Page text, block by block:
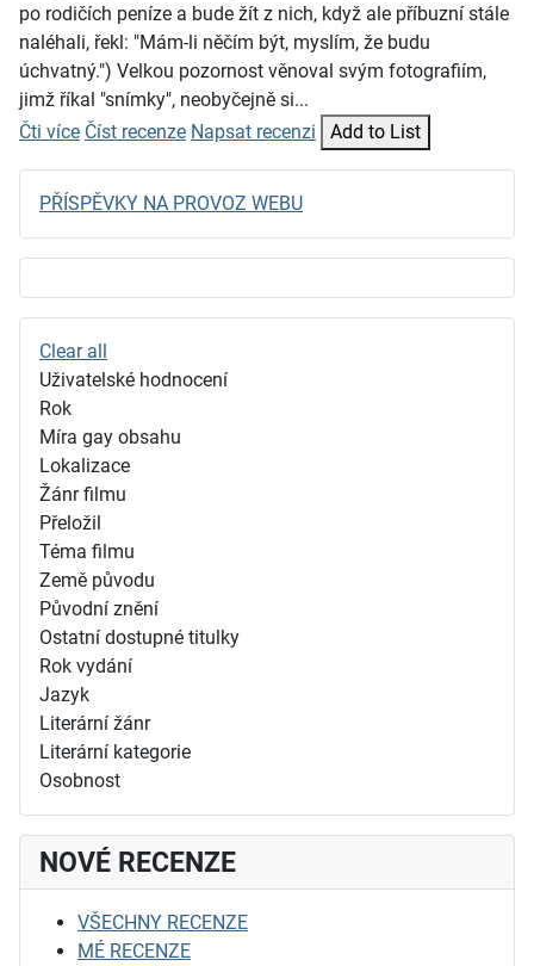
po rodičích peníze a bude žít z nich, když ale příbuzní stále
naléhali, řekl: "Mám-li něčím být, myslím, že budu
úchvatný.") Velkou pozornost věnoval svým fotografiím,
jimž říkal "snímky", neobyčejně si...
Čti více Číst recenze Napsat recenzi Add to List
PŘÍSPĚVKY NA PROVOZ WEBU
Clear all
Uživatelské hodnocení
Rok
Míra gay obsahu
Lokalizace
Žánr filmu
Přeložil
Téma filmu
Země původu
Původní znění
Ostatní dostupné titulky
Rok vydání
Jazyk
Literární žánr
Literární kategorie
Osobnost
NOVÉ RECENZE
VŠECHNY RECENZE
MÉ RECENZE